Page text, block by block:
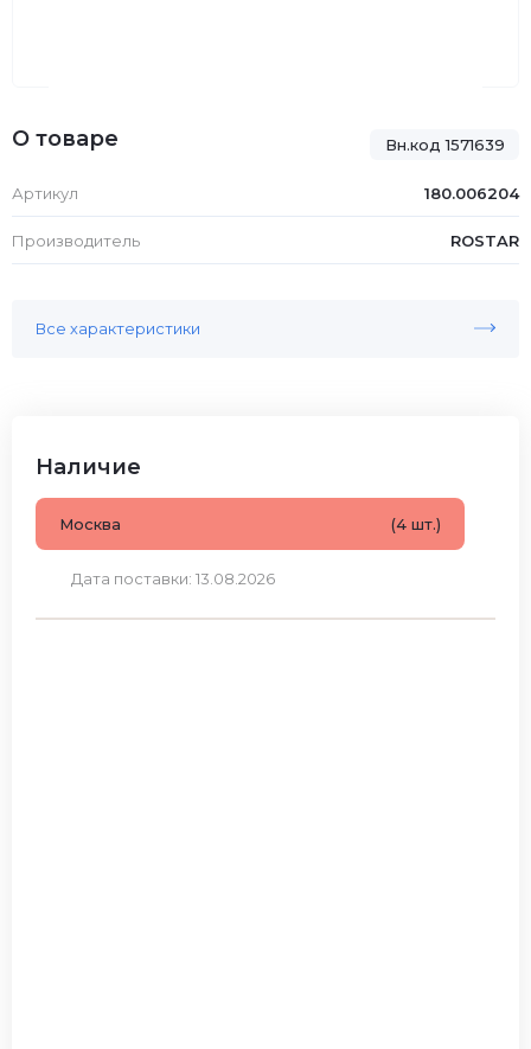
Вн.код 1571639
О товаре
Артикул 180.006204
Производитель ROSTAR
Все характеристики
Наличие
Москва (4 шт.)
Дата поставки: 13.08.2026